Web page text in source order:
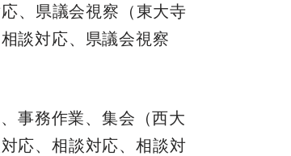
、県議会視察（東大寺
談対応、県議会視察
事務作業、集会（西大
応、相談対応、相談対